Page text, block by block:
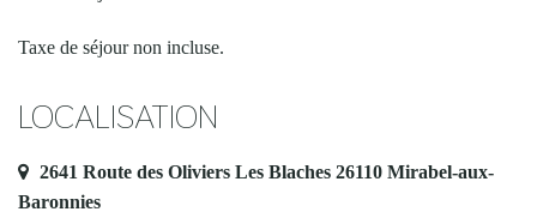
Taxe de séjour non incluse.
LOCALISATION
2641 Route des Oliviers Les Blaches 26110 Mirabel-aux-
Baronnies